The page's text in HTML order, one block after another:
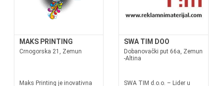
MAKS PRINTING
Crnogorska 21, Zemun
Maks Printing je inovativna
SWA TIM DOO
Dobanovački put 66a, Zemun
-Altina
SWA TIM d.o.o. – Lider u